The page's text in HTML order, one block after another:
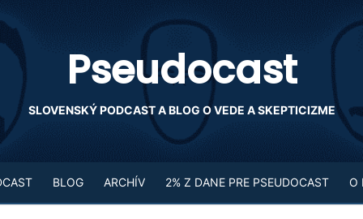
Pseudocast
SLOVENSKÝ PODCAST A BLOG O VEDE A SKEPTICIZME
BLOG ARCHÍV 2% Z DANE PRE PSEUDOCAST O